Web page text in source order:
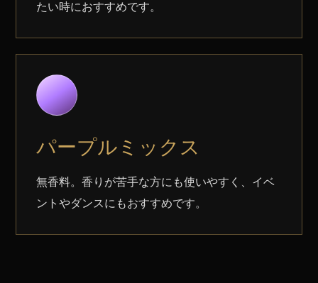
たい時におすすめです。
パープルミックス
無香料。香りが苦手な方にも使いやすく、イベ
ントやダンスにもおすすめです。